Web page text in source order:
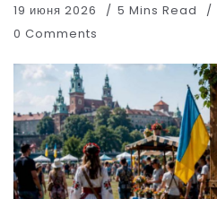
19 июня 2026 5 Mins Read
0 Comments